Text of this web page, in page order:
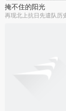
掩不住的阳光
再现北上抗日先遣队历